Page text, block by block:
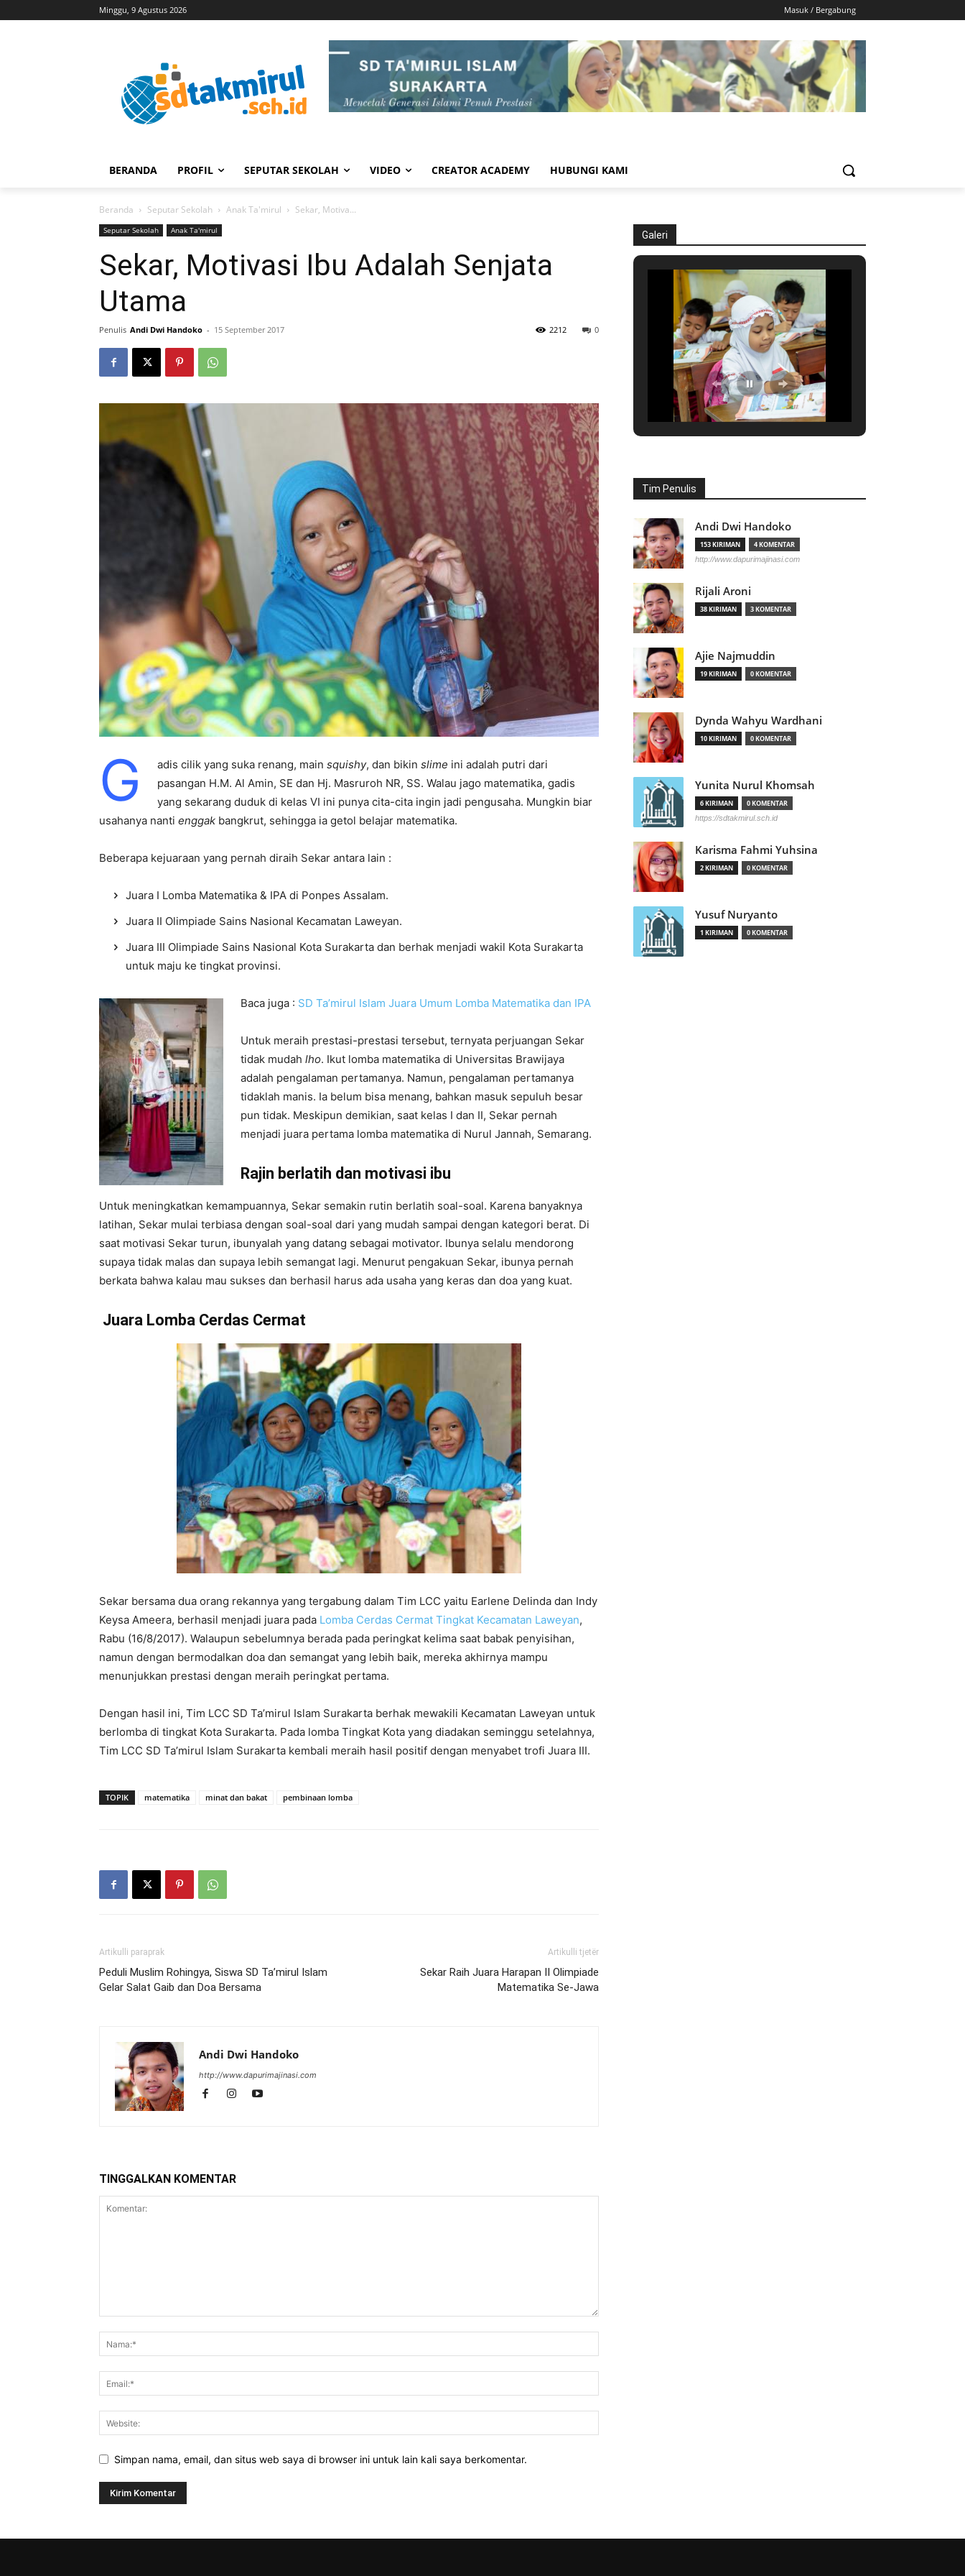
Minggu, 9 Agustus 2026 Masuk / Bergabung
BERANDA PROFIL SEPUTAR SEKOLAH VIDEO CREATOR ACADEMY HUBUNGI KAMI
Beranda Seputar Sekolah Anak Ta'mirul Sekar, Motiva...
Seputar Sekolah Anak Ta'mirul
Sekar, Motivasi Ibu Adalah Senjata
Utama
Penulis Andi Dwi Handoko - 15 September 2017 0
2212
G adis cilik yang suka renang, main squishy, dan bikin slime ini adalah putri dari
pasangan H.M. Al Amin, SE dan Hj. Masruroh NR, SS. Walau jago matematika, gadis
yang sekarang duduk di kelas VI ini punya cita-cita ingin jadi pengusaha. Mungkin biar
usahanya nanti enggak bangkrut, sehingga ia getol belajar matematika.
Beberapa kejuaraan yang pernah diraih Sekar antara lain :
Juara I Lomba Matematika & IPA di Ponpes Assalam.
Juara II Olimpiade Sains Nasional Kecamatan Laweyan.
Juara III Olimpiade Sains Nasional Kota Surakarta dan berhak menjadi wakil Kota Surakarta
untuk maju ke tingkat provinsi.
Baca juga : SD Ta’mirul Islam Juara Umum Lomba Matematika dan IPA
Untuk meraih prestasi-prestasi tersebut, ternyata perjuangan Sekar
tidak mudah lho. Ikut lomba matematika di Universitas Brawijaya
adalah pengalaman pertamanya. Namun, pengalaman pertamanya
tidaklah manis. Ia belum bisa menang, bahkan masuk sepuluh besar
pun tidak. Meskipun demikian, saat kelas I dan II, Sekar pernah
menjadi juara pertama lomba matematika di Nurul Jannah, Semarang.
Rajin berlatih dan motivasi ibu
Untuk meningkatkan kemampuannya, Sekar semakin rutin berlatih soal-soal. Karena banyaknya
latihan, Sekar mulai terbiasa dengan soal-soal dari yang mudah sampai dengan kategori berat. Di
saat motivasi Sekar turun, ibunyalah yang datang sebagai motivator. Ibunya selalu mendorong
supaya tidak malas dan supaya lebih semangat lagi. Menurut pengakuan Sekar, ibunya pernah
berkata bahwa kalau mau sukses dan berhasil harus ada usaha yang keras dan doa yang kuat.
Juara Lomba Cerdas Cermat
Sekar bersama dua orang rekannya yang tergabung dalam Tim LCC yaitu Earlene Delinda dan Indy
Keysa Ameera, berhasil menjadi juara pada Lomba Cerdas Cermat Tingkat Kecamatan Laweyan,
Rabu (16/8/2017). Walaupun sebelumnya berada pada peringkat kelima saat babak penyisihan,
namun dengan bermodalkan doa dan semangat yang lebih baik, mereka akhirnya mampu
menunjukkan prestasi dengan meraih peringkat pertama.
Dengan hasil ini, Tim LCC SD Ta’mirul Islam Surakarta berhak mewakili Kecamatan Laweyan untuk
berlomba di tingkat Kota Surakarta. Pada lomba Tingkat Kota yang diadakan seminggu setelahnya,
Tim LCC SD Ta’mirul Islam Surakarta kembali meraih hasil positif dengan menyabet trofi Juara III.
TOPIK matematika minat dan bakat pembinaan lomba
Artikulli paraprak
Peduli Muslim Rohingya, Siswa SD Ta’mirul Islam
Gelar Salat Gaib dan Doa Bersama
Artikulli tjetër
Sekar Raih Juara Harapan II Olimpiade
Matematika Se-Jawa
Andi Dwi Handoko
http://www.dapurimajinasi.com
TINGGALKAN KOMENTAR
Simpan nama, email, dan situs web saya di browser ini untuk lain kali saya berkomentar.
Galeri
Tim Penulis
Andi Dwi Handoko
153 KIRIMAN 4 KOMENTAR
http://www.dapurimajinasi.com
Rijali Aroni
38 KIRIMAN 3 KOMENTAR
Ajie Najmuddin
19 KIRIMAN 0 KOMENTAR
Dynda Wahyu Wardhani
10 KIRIMAN 0 KOMENTAR
Yunita Nurul Khomsah
6 KIRIMAN 0 KOMENTAR
https://sdtakmirul.sch.id
Karisma Fahmi Yuhsina
2 KIRIMAN 0 KOMENTAR
Yusuf Nuryanto
1 KIRIMAN 0 KOMENTAR